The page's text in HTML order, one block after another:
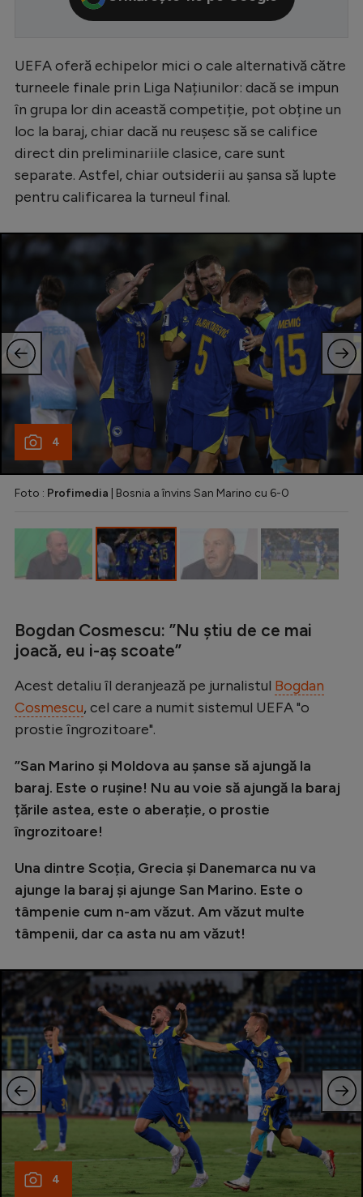
Ligue 1
Campionate
Starurile fotbalului
EURO 2024
Stranieri
Tenis
Handbal
Natație
Formula 1
Gimnastică
Auto
Rugby
Ciclism
Alte sporturi
JO 2024
Intră în cont
Creează cont
UEFA oferă echipelor mici o cale alternativă către
turneele finale prin Liga Națiunilor: dacă se impun
în grupa lor din această competiție, pot obține un
loc la baraj, chiar dacă nu reușesc să se califice
direct din preliminariile clasice, care sunt
separate. Astfel, chiar outsiderii au șansa să lupte
pentru calificarea la turneul final.
4
Foto : Profimedia | Bosnia a învins San Marino cu 6-0
Bogdan Cosmescu: ”Nu știu de ce mai
joacă, eu i-aș scoate”
Acest detaliu îl deranjează pe jurnalistul Bogdan
Cosmescu, cel care a numit sistemul UEFA "o
prostie îngrozitoare".
”San Marino și Moldova au șanse să ajungă la
baraj. Este o rușine! Nu au voie să ajungă la baraj
țările astea, este o aberație, o prostie
îngrozitoare!
Una dintre Scoția, Grecia și Danemarca nu va
ajunge la baraj și ajunge San Marino. Este o
tâmpenie cum n-am văzut. Am văzut multe
tâmpenii, dar ca asta nu am văzut!
4